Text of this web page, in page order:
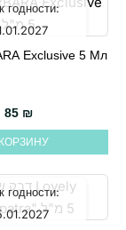
85 ₪.
годности:
Exclusive 5 Мл
85 ₪
годности: